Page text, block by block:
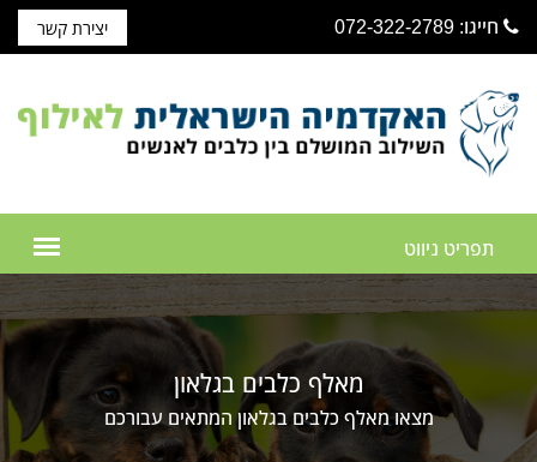
חייגו: 072-322-2789 יצירת קשר
מאלף כלבים בגלאון
מצאו מאלף כלבים בגלאון המתאים עבורכם